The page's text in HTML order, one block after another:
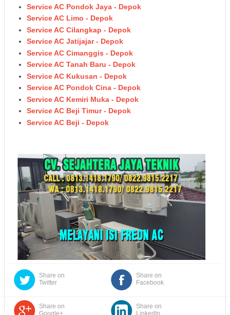
Service AC Pondok Jaya - Depok
Service AC Limo - Depok
Service AC Cilangkap - Depok
Service AC Jatijajar - Depok
Service AC Cimanggis - Depok
Service AC Tanah Baru - Depok
Service AC Kukusan - Depok
Service AC Pondok Cina - Depok
Service AC Kemiri Muka - Depok
Service AC Beji Timur - Depok
Service AC Beji - Depok
Share on
Facebook
Share on
Twitter
Share on
Google+
Share on
LinkedIn